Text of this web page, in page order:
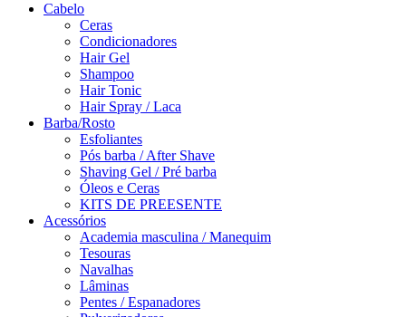
Cabelo
Ceras
Condicionadores
Hair Gel
Shampoo
Hair Tonic
Hair Spray / Laca
Barba/Rosto
Esfoliantes
Pós barba / After Shave
Shaving Gel / Pré barba
Óleos e Ceras
KITS DE PREESENTE
Acessórios
Academia masculina / Manequim
Tesouras
Navalhas
Lâminas
Pentes / Espanadores